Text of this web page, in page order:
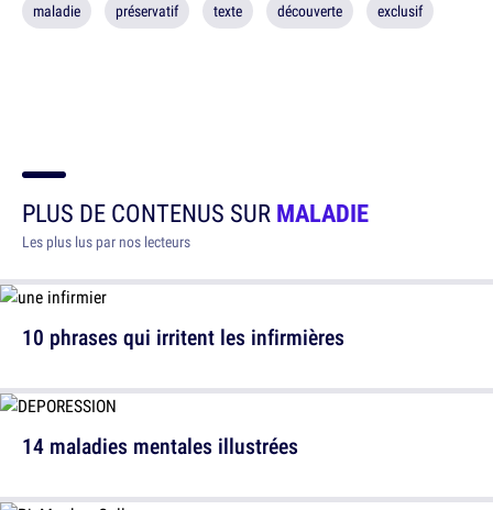
maladie préservatif texte découverte exclusif
PLUS DE CONTENUS SURMALADIE
Les plus lus par nos lecteurs
10 phrases qui irritent les infirmières
14 maladies mentales illustrées